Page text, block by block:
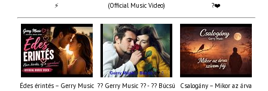
⚡
(Official Music Video)
?❤️
Édes érintés – Gerry Music ?? Gerry Music ?? - ?? Búcsú
Csalogány – Mikor az árva